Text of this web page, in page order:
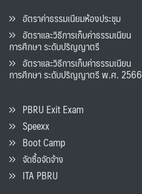
อัตราค่าธรรมเนียมห้องประชุม
อัตราและวิธีการเก็บค่าธรรมเนียน
การศึกษา ระดับปริญญาตรี
อัตราและวิธีการเก็บค่าธรรมเนียน
การศึกษา ระดับปริญญาตรี พ.ศ. 2566
PBRU Exit Exam
Speexx
Boot Camp
จัดซื้อจัดจ้าง
ITA PBRU